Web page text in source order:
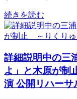
続きを読む
詳細説明中の三
よ」と木原が
演 公開リハーサ